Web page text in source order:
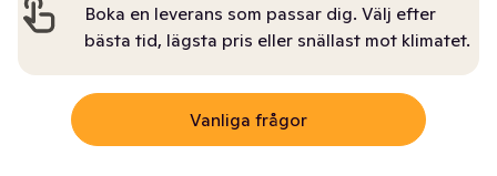
Boka en leverans som passar dig. Välj efter
bästa tid, lägsta pris eller snällast mot klimatet.
Vanliga frågor